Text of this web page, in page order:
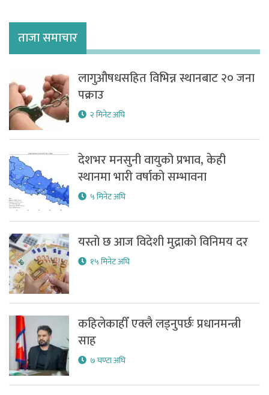
ताजा समाचार
लागुऔषधसहित विभिन्न स्थानबाट २० जना
पक्राउ
२ मिनेट अघि
देशभर मनसुनी वायुको प्रभाव, केही
स्थानमा भारी वर्षाको सम्भावना
५ मिनेट अघि
यस्तो छ आज विदेशी मुद्राको विनिमय दर
१५ मिनेट अघि
कहिलेकाहीँ एक्लै लड्नुपर्छः प्रधानमन्त्री
साह
७ घण्टा अघि